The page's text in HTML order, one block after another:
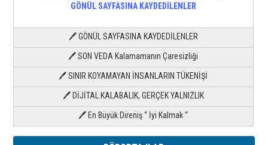
GÖNÜL SAYFASINA KAYDEDİLENLER
🖊 GÖNÜL SAYFASINA KAYDEDİLENLER
🖊 SON VEDA Kalamamanın Çaresizliği
🖊 SINIR KOYAMAYAN İNSANLARIN TÜKENİŞİ
🖊 DİJİTAL KALABALIK, GERÇEK YALNIZLIK
🖊 En Büyük Direniş “ İyi Kalmak “